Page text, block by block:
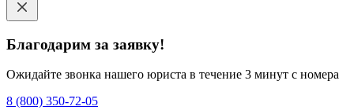
Благодарим за заявку!
Ожидайте звонка нашего юриста в течение 3 минут с номера
8 (800) 350-72-05